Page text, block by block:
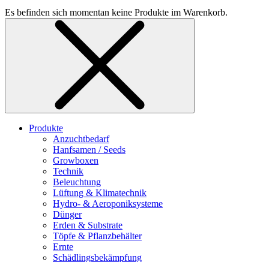
Es befinden sich momentan keine Produkte im Warenkorb.
Produkte
Anzuchtbedarf
Hanfsamen / Seeds
Growboxen
Technik
Beleuchtung
Lüftung & Klimatechnik
Hydro- & Aeroponiksysteme
Dünger
Erden & Substrate
Töpfe & Pflanzbehälter
Ernte
Schädlingsbekämpfung